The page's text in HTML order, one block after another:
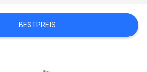
BESTPREIS